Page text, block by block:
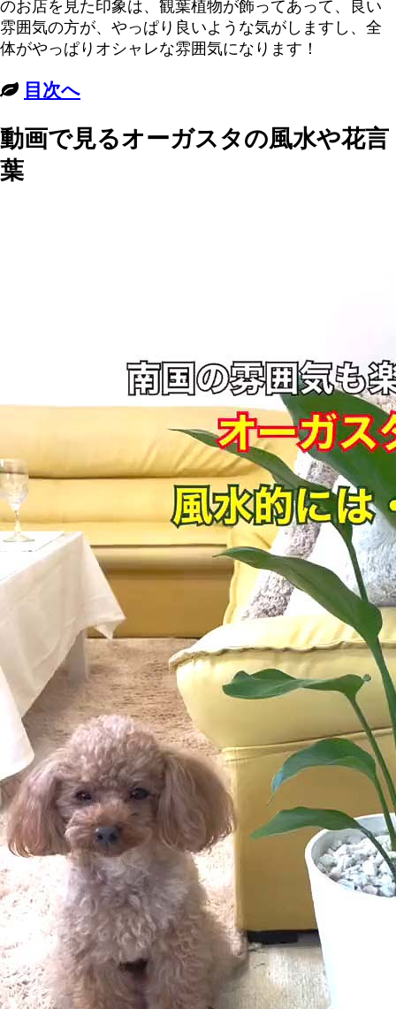
のお店を見た印象は、観葉植物が飾ってあって、良い
雰囲気の方が、やっぱり良いような気がしますし、全
体がやっぱりオシャレな雰囲気になります！
目次へ
動画で見るオーガスタの風水や花言
葉